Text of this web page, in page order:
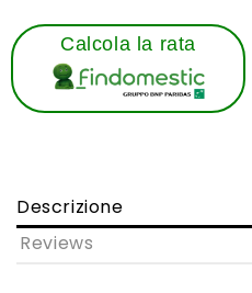
Calcola la rata
Descrizione
Reviews